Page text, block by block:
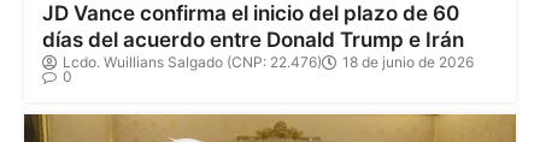
JD Vance confirma el inicio del plazo de 60
días del acuerdo entre Donald Trump e Irán
Lcdo. Wuillians Salgado (CNP: 22.476)
18 de junio de 2026
0